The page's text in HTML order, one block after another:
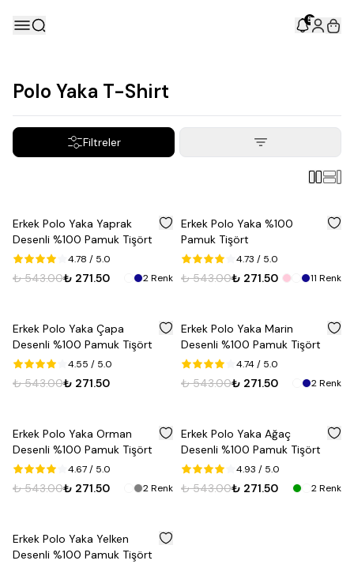
5
Polo Yaka T-Shirt
Filtreler
50
Erkek Polo Yaka Yaprak
Desenli %100 Pamuk Tişört
4.78 / 5.0
₺ 543.00₺ 271.50 2Renk
50
Erkek Polo Yaka %100
Pamuk Tişört
4.73 / 5.0
₺ 543.00₺ 271.50 11 Renk
Fırsat
Ürünü
50
Erkek Polo Yaka Çapa
Desenli %100 Pamuk Tişört
4.55 / 5.0
₺ 543.00₺ 271.50
50
Erkek Polo Yaka Marin
Desenli %100 Pamuk Tişört
4.74/ 5.0
₺ 543.00₺ 271.50 2Renk
50
Erkek Polo Yaka Orman
Desenli %100 Pamuk Tişört
4.67/ 5.0
₺ 543.00₺ 271.50 2Renk
50
Erkek Polo Yaka Ağaç
Desenli %100 Pamuk Tişört
4.93 / 5.0
₺ 543.00₺ 271.50 2Renk
50
Erkek Polo Yaka Yelken
Desenli %100 Pamuk Tişört